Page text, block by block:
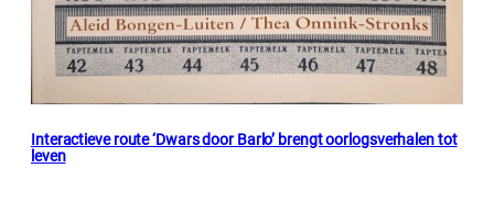
Interactieve route ‘Dwars door Barlo’ brengt oorlogsverhalen tot
leven